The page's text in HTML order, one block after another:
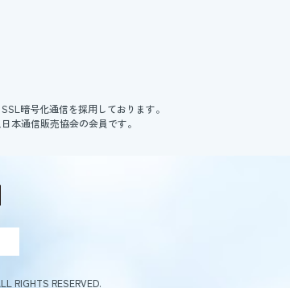
暗号化通信を採用しております。
本通信販売協会の会員です。
RIGHTS RESERVED.